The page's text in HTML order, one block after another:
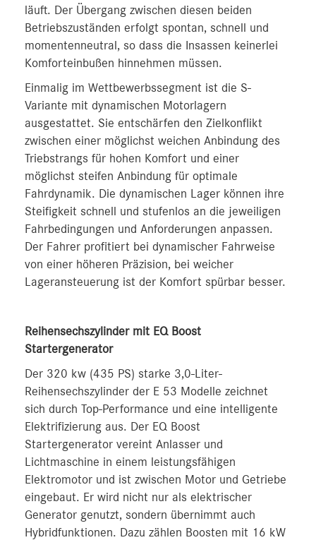
läuft. Der Übergang zwischen diesen beiden
Betriebszuständen erfolgt spontan, schnell und
momentenneutral, so dass die Insassen keinerlei
Komforteinbußen hinnehmen müssen.
Einmalig im Wettbewerbssegment ist die S-
Variante mit dynamischen Motorlagern
ausgestattet. Sie entschärfen den Zielkonflikt
zwischen einer möglichst weichen Anbindung des
Triebstrangs für hohen Komfort und einer
möglichst steifen Anbindung für optimale
Fahrdynamik. Die dynamischen Lager können ihre
Steifigkeit schnell und stufenlos an die jeweiligen
Fahrbedingungen und Anforderungen anpassen.
Der Fahrer profitiert bei dynamischer Fahrweise
von einer höheren Präzision, bei weicher
Lageransteuerung ist der Komfort spürbar besser.
Reihensechszylinder mit EQ Boost
Startergenerator
Der 320 kw (435 PS) starke 3,0-Liter-
Reihensechszylinder der E 53 Modelle zeichnet
sich durch Top-Performance und eine intelligente
Elektrifizierung aus. Der EQ Boost
Startergenerator vereint Anlasser und
Lichtmaschine in einem leistungsfähigen
Elektromotor und ist zwischen Motor und Getriebe
eingebaut. Er wird nicht nur als elektrischer
Generator genutzt, sondern übernimmt auch
Hybridfunktionen. Dazu zählen Boosten mit 16 kW